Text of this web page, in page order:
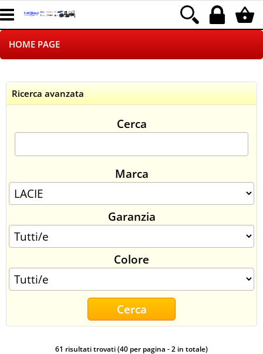
HOME PAGE
LOGISTICA
NEGOZI ON LINE
SINCRONIZZATI CON NOI
SPEDIZIONI
CONTATTI
Ricerca avanzata
Cerca
Marca
Garanzia
Colore
61 risultati trovati (40 per pagina - 2 in totale)